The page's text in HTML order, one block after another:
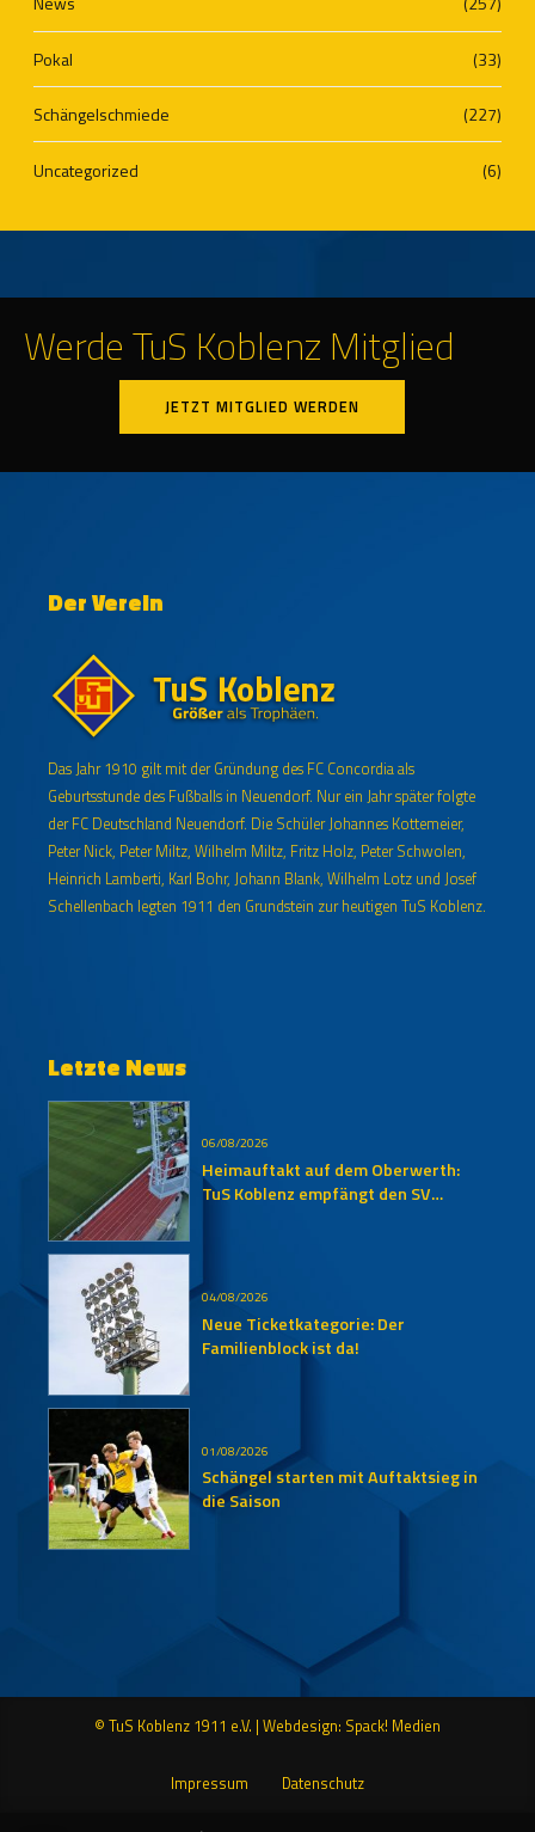
Pokal (33)
Schängelschmiede (227)
Uncategorized (6)
Werde TuS Koblenz Mitglied
JETZT MITGLIED WERDEN
Der Verein
Das Jahr 1910 gilt mit der Gründung des FC Concordia als
Geburtsstunde des Fußballs in Neuendorf. Nur ein Jahr später folgte
der FC Deutschland Neuendorf. Die Schüler Johannes Kottemeier,
Peter Nick, Peter Miltz, Wilhelm Miltz, Fritz Holz, Peter Schwolen,
Heinrich Lamberti, Karl Bohr, Johann Blank, Wilhelm Lotz und Josef
Schellenbach legten 1911 den Grundstein zur heutigen TuS Koblenz.
Letzte News
06/08/2026
Heimauftakt auf dem Oberwerth:
TuS Koblenz empfängt den SV
04/08/2026
Neue Ticketkategorie: Der
Familienblock ist da!
01/08/2026
Schängel starten mit Auftaktsieg in
die Saison
© TuS Koblenz 1911 e.V. | Webdesign: Spack! Medien
Impressum Datenschutz